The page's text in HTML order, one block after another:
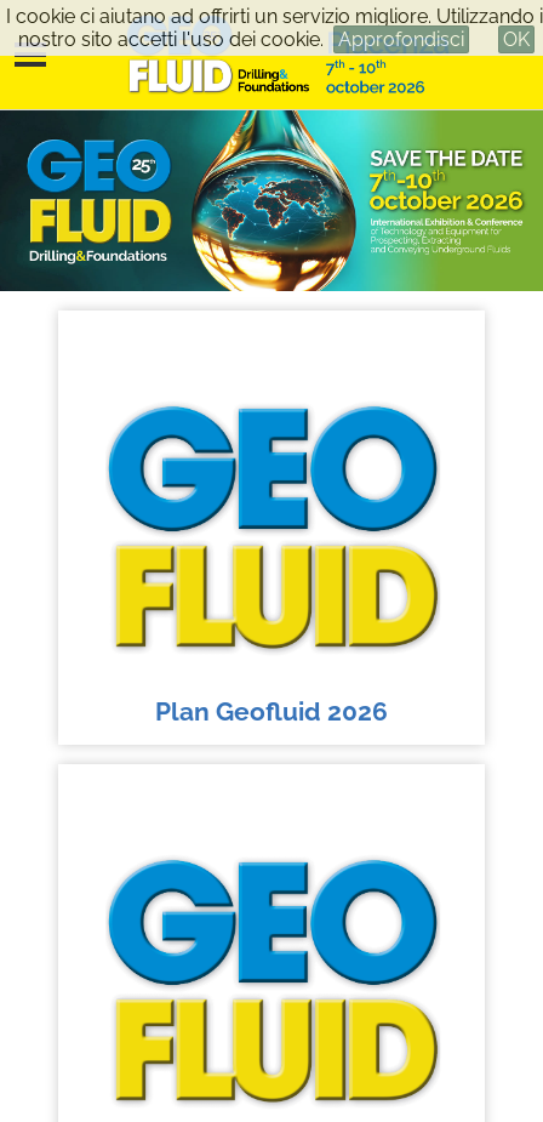
Plan Geofluid 2026
I cookie ci aiutano ad offrirti un servizio migliore. Utilizzando
nostro sito accetti l'uso dei cookie.
Approfondisci OK